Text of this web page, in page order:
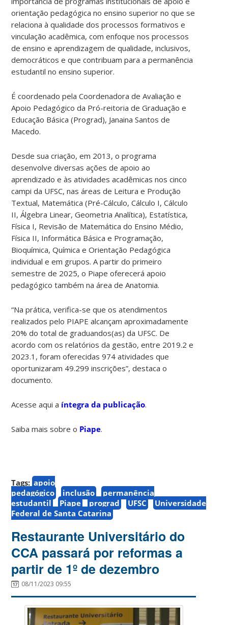
orientação pedagógica no ensino superior no que se
relaciona à qualidade dos processos formativos e
vinculação acadêmica, com enfoque nos processos
de ensino e aprendizagem de qualidade, inclusivos,
democráticos e que contribuam para a permanência
estudantil no ensino superior.
É coordenado pela Coordenadora de Avaliação e
Apoio Pedagógico da Pró-reitoria de Graduação e
Educação Básica (Prograd), Janaina Santos de
Macedo.
Desde sua criação, em 2013, o programa
desenvolve diversas ações de apoio ao
aprendizado e às atividades acadêmicas nos cinco
campi da UFSC, nas áreas de Leitura e Produção
Textual, Matemática (Pré-Cálculo, Cálculo I, Cálculo
II, Álgebra Linear, Geometria Analítica), Estatística,
Física I, Revisão de Matemática do Ensino Médio,
Física II, Informática Básica e Programação,
Bioquímica, Química e Orientação Pedagógica
individual e em grupos. A partir do primeiro
semestre de 2025, o Piape oferecerá apoio
pedagógico também na área de Anatomia.
“Na prática, verifica-se que os atendimentos
realizados pelo PIAPE alcançam aproximadamente
20% do total de graduandos(as) da UFSC. De
acordo com os relatórios da gestão, entre 2019.2 e
2023.1, foram oferecidas 974 atividades que
oportunizaram 49.299 inscrições”, destaca o
documento.
Acesse aqui a íntegra da publicação.
Saiba mais sobre o Piape.
Tags: apoio
pedagógico
inclusão
permanência
estudantil
Piape prograd UFSC
Universidade
Federal de Santa Catarina
Restaurante Universitário do
CCA passará por reformas a
partir de 1º de dezembro
08/11/2023 09:55